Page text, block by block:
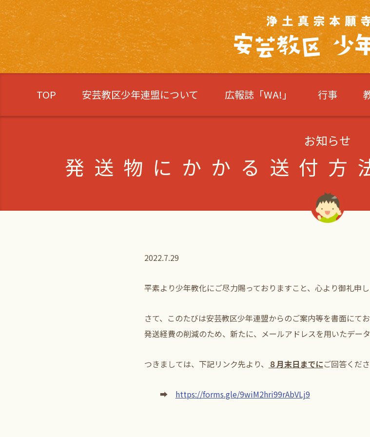
TOP 安芸教区少年連盟について 広報誌「WA!」 行事
お知らせ
発送物にかかる送付方
2022.7.29
平素より少年教化にご尽力賜っておりますこと、心より御礼申し
さて、このたびは安芸教区少年連盟からのご案内等を書面にて
発送経費の削減のため、新たに、メールアドレスを用いたデー
つきましては、下記リンク先より、 ８月末日までにご回答くだ
➡ https://forms.gle/9wiM2hri99rAbVLj9